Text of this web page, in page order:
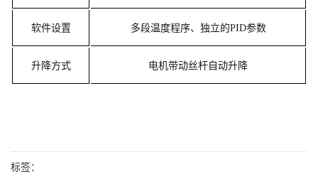
软件设置 多段温度程序、独立的PID参数
升降方式 电机带动丝杆自动升降
标签：